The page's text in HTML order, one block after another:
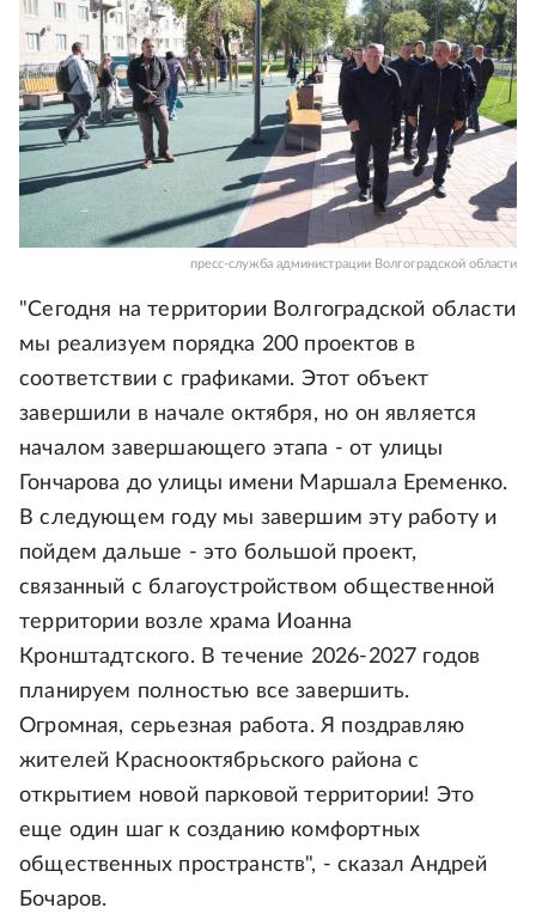
пресс-служба администрации Волгоградской области
"Сегодня на территории Волгоградской области
мы реализуем порядка 200 проектов в
соответствии с графиками. Этот объект
завершили в начале октября, но он является
началом завершающего этапа - от улицы
Гончарова до улицы имени Маршала Еременко.
В следующем году мы завершим эту работу и
пойдем дальше - это большой проект,
связанный с благоустройством общественной
территории возле храма Иоанна
Кронштадтского. В течение 2026-2027 годов
планируем полностью все завершить.
Огромная, серьезная работа. Я поздравляю
жителей Краснооктябрьского района с
открытием новой парковой территории! Это
еще один шаг к созданию комфортных
общественных пространств", - сказал Андрей
Бочаров.